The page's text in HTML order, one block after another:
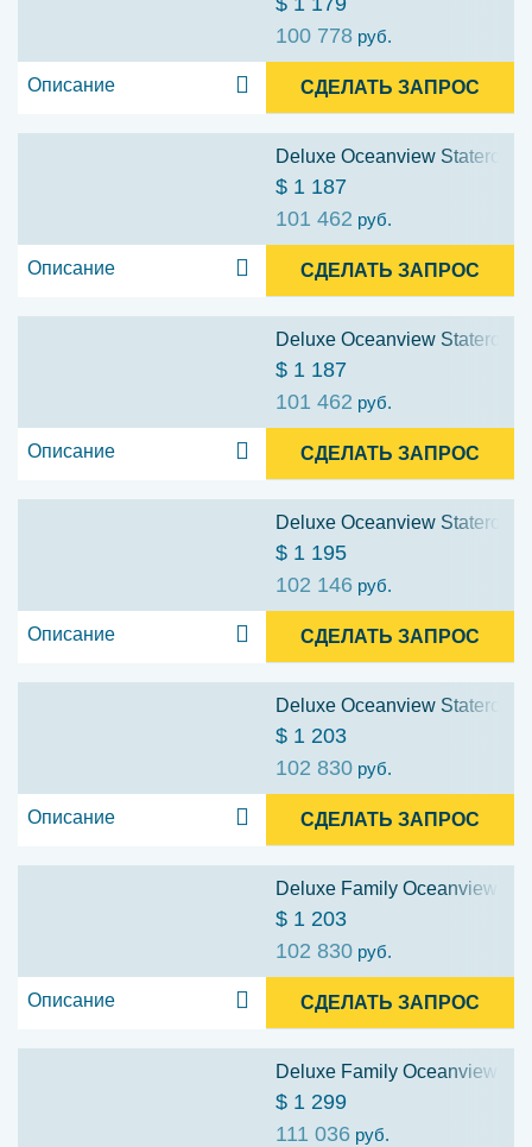
100 778 руб.
Описание СДЕЛАТЬ ЗАПРОС
Deluxe Oceanview
$ 1 187
101 462 руб.
Описание СДЕЛАТЬ ЗАПРОС
Deluxe Oceanview
$ 1 187
101 462 руб.
Описание СДЕЛАТЬ ЗАПРОС
Deluxe Oceanview
$ 1 195
102 146 руб.
Описание СДЕЛАТЬ ЗАПРОС
Deluxe Oceanview
$ 1 203
102 830 руб.
Описание СДЕЛАТЬ ЗАПРОС
Deluxe Family Oceanview
$ 1 203
102 830 руб.
Описание СДЕЛАТЬ ЗАПРОС
Deluxe Family Oceanview
$ 1 299
111 036 руб.